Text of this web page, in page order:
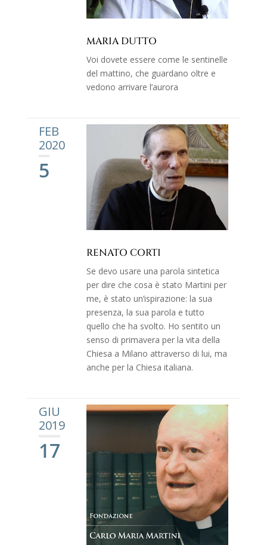
MARIA DUTTO
Voi dovete essere come le sentinelle
del mattino, che guardano oltre e
vedono arrivare l’aurora
FEB
2020
5
RENATO CORTI
Se devo usare una parola sintetica
per dire che cosa è stato Martini per
me, è stato un’ispirazione: la sua
presenza, la sua parola e tutto
quello che ha svolto. Ho sentito un
senso di primavera per la vita della
Chiesa a Milano attraverso di lui, ma
anche per la Chiesa italiana.
GIU
2019
17